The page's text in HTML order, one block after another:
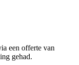
een offerte van
gehad.